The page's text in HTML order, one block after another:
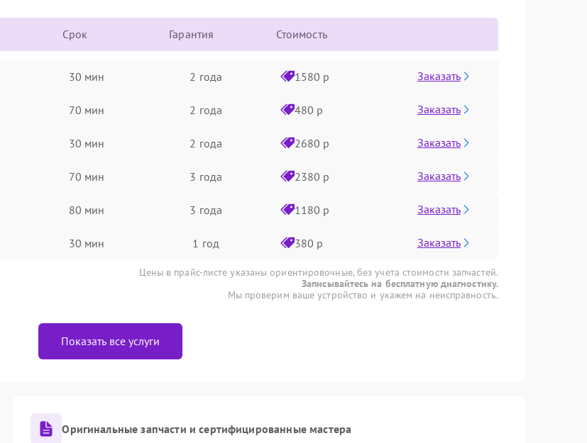
Срок Гарантия Стоимость
30 мин 2 года 1580 р Заказать
70 мин 2 года 480 р Заказать
30 мин 2 года 2680 р Заказать
70 мин 3 года 2380 р Заказать
80 мин 3 года 1180 р Заказать
30 мин 1 год 380 р Заказать
Цены в прайс-листе указаны ориентировочные, без учета стоимости запчастей.
Записывайтесь на бесплатную диагностику.
Мы проверим ваше устройство и укажем на неисправность.
Показать все услуги
Оригинальные запчасти и сертифицированные мастера